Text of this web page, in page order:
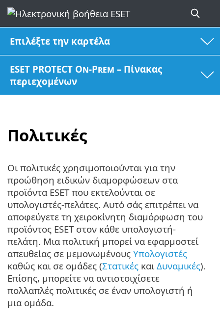
Επιλέξτε την καρτέλα
ESET PROTECT On-Prem – Πίνακας
περιεχομένων
Πολιτικές
Οι πολιτικές χρησιμοποιούνται για την
προώθηση ειδικών διαμορφώσεων στα
προϊόντα ESET που εκτελούνται σε
υπολογιστές-πελάτες. Αυτό σάς επιτρέπει να
αποφεύγετε τη χειροκίνητη διαμόρφωση του
προϊόντος ESET στον κάθε υπολογιστή-
πελάτη. Μια πολιτική μπορεί να εφαρμοστεί
απευθείας σε μεμονωμένους Υπολογιστές
καθώς και σε ομάδες (Στατικές και Δυναμικές).
Επίσης, μπορείτε να αντιστοιχίσετε
πολλαπλές πολιτικές σε έναν υπολογιστή ή
μια ομάδα.